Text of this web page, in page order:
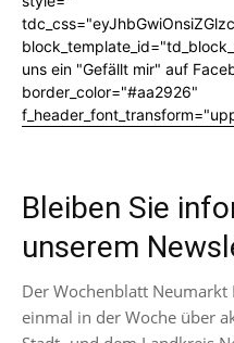
uns ein "Gefällt mir" auf
border_color="#aa2926"
Bleiben Sie
unserem
Der Wochenblatt
einmal in der Woche über